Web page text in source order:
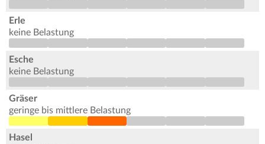
Erle
keine Belastung
Esche
keine Belastung
Gräser
geringe bis mittlere Belastung
Hasel